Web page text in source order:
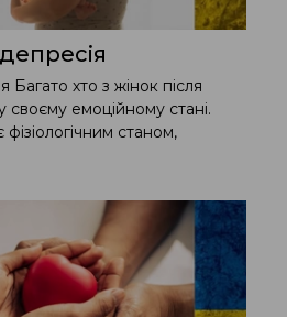
Багато хто з жiнок пiсля
своєму емоцiйному станi.
станом,